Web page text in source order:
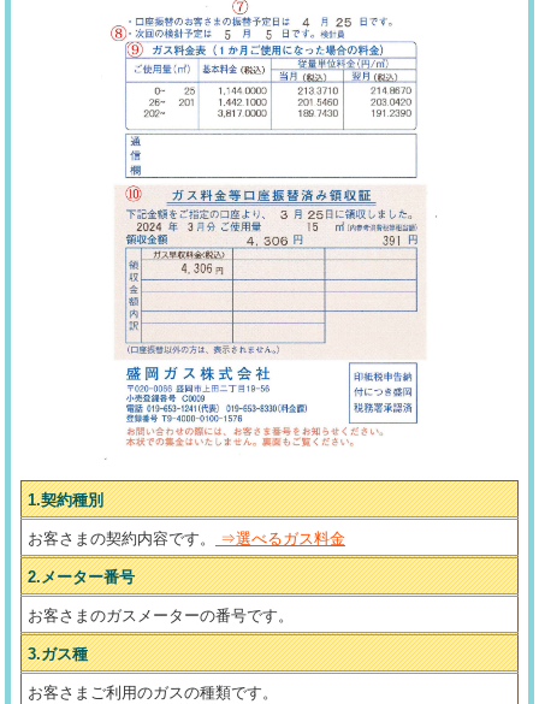
1.契約種別
お客さまの契約内容です。 ⇒選べるガス料金
2.メーター番号
お客さまのガスメーターの番号です。
3.ガス種
お客さまご利用のガスの種類です。